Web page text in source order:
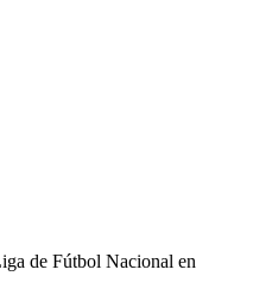
de Fútbol Nacional en